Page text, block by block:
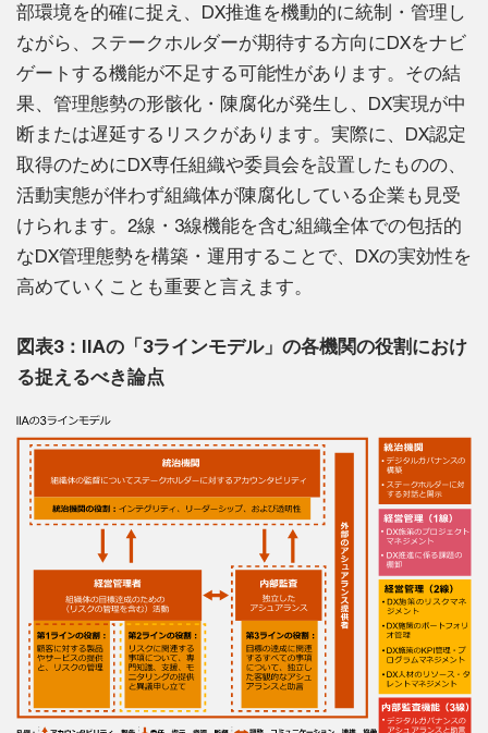
部環境を的確に捉え、DX推進を機動的に統制・管理し
ながら、ステークホルダーが期待する方向にDXをナビ
ゲートする機能が不足する可能性があります。その結
果、管理態勢の形骸化・陳腐化が発生し、DX実現が中
断または遅延するリスクがあります。実際に、DX認定
取得のためにDX専任組織や委員会を設置したものの、
活動実態が伴わず組織体が陳腐化している企業も見受
けられます。2線・3線機能を含む組織全体での包括的
なDX管理態勢を構築・運用することで、DXの実効性を
高めていくことも重要と言えます。
図表3：IIAの「3ラインモデル」の各機関の役割におけ
る捉えるべき論点